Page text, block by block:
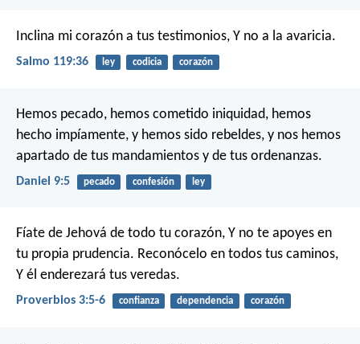
Inclina mi corazón a tus testimonios, Y no a la avaricia.
Salmo 119:36 ley codicia corazón
Hemos pecado, hemos cometido iniquidad, hemos
hecho impíamente, y hemos sido rebeldes, y nos hemos
apartado de tus mandamientos y de tus ordenanzas.
Daniel 9:5 pecado confesión ley
Fíate de Jehová de todo tu corazón, Y no te apoyes en
tu propia prudencia. Reconócelo en todos tus caminos,
Y él enderezará tus veredas.
Proverbios 3:5-6 confianza dependencia corazón